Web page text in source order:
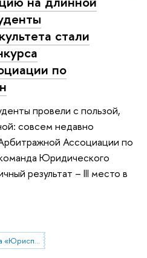
стали
по
провели с пользой,
совсем недавно
Ассоциации по
Юридического
результат – III место в
Образовательная программа «Юриспруденция»